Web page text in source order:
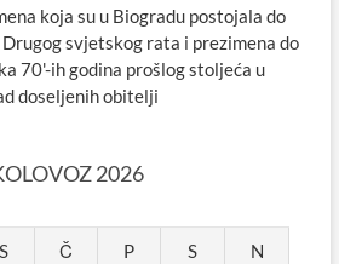
koja su u Biogradu postojala do
Drugog svjetskog rata i prezimena do
70'-ih godina prošlog stoljeća u
doseljenih obitelji
2026
S Č P S N